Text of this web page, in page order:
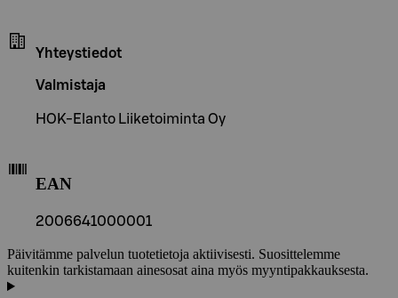
Yhteystiedot
Valmistaja
HOK-Elanto Liiketoiminta Oy
EAN
2006641000001
Päivitämme palvelun tuotetietoja aktiivisesti. Suosittelemme
kuitenkin tarkistamaan ainesosat aina myös myyntipakkauksesta.